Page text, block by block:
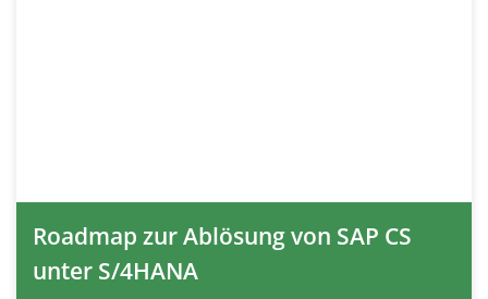
Roadmap zur Ablösung von SAP CS
unter S/4HANA